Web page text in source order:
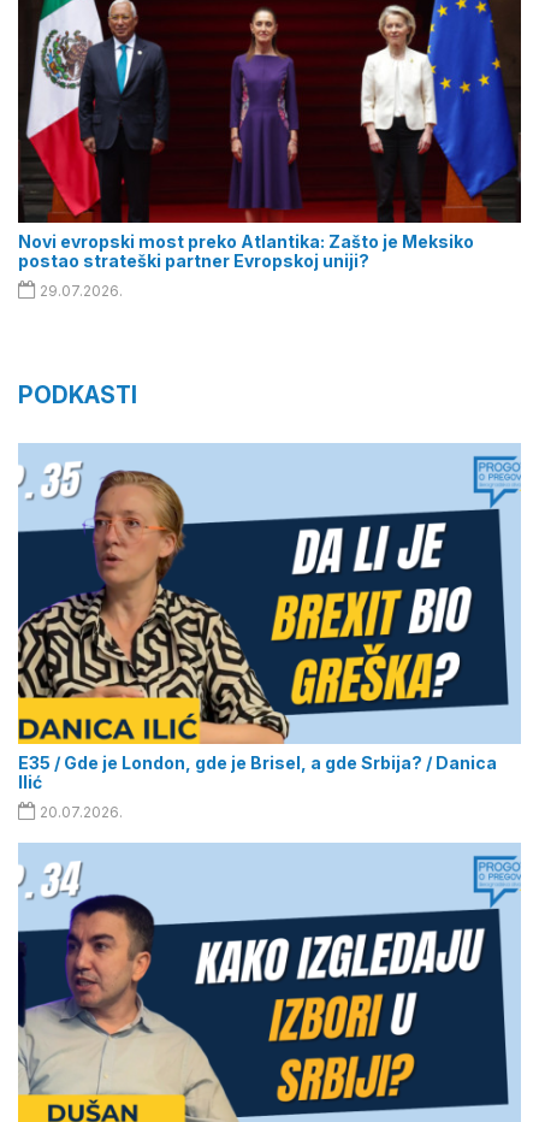
Novi evropski most preko Atlantika: Zašto je Meksiko
postao strateški partner Evropskoj uniji?
29.07.2026.
PODKASTI
E35 / Gde je London, gde je Brisel, a gde Srbija? / Danica
Ilić
20.07.2026.